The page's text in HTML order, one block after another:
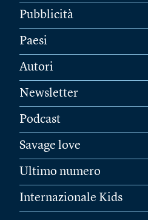
Pubblicità
Paesi
Autori
Newsletter
Podcast
Savage love
Ultimo numero
Internazionale Kids